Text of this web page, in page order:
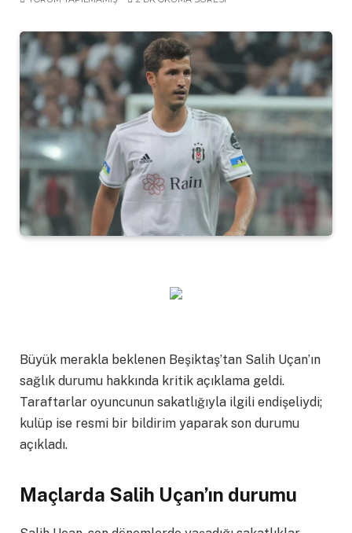
Büyük merakla beklenen Beşiktaş’tan Salih Uçan’ın
sağlık durumu hakkında kritik açıklama geldi.
Taraftarlar oyuncunun sakatlığıyla ilgili endişeliydi;
kulüp ise resmi bir bildirim yaparak son durumu
açıkladı.
Maçlarda Salih Uçan’ın durumu